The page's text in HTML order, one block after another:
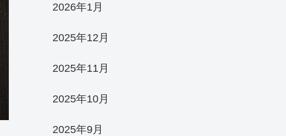
2026年1月
2025年12月
2025年11月
2025年10月
2025年9月